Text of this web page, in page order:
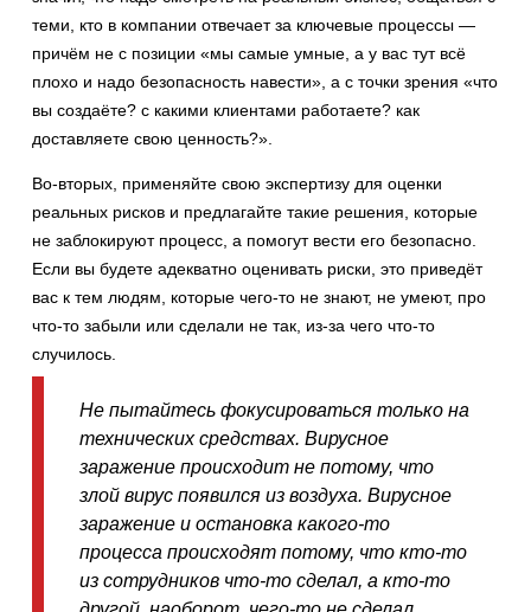
теми, кто в компании отвечает за ключевые процессы —
причём не с позиции «мы самые умные, а у вас тут всё
плохо и надо безопасность навести», а с точки зрения «что
вы создаёте? с какими клиентами работаете? как
доставляете свою ценность?».
Во-вторых, применяйте свою экспертизу для оценки
реальных рисков и предлагайте такие решения, которые
не заблокируют процесс, а помогут вести его безопасно.
Если вы будете адекватно оценивать риски, это приведёт
вас к тем людям, которые чего-то не знают, не умеют, про
что-то забыли или сделали не так, из-за чего что-то
случилось.
Не пытайтесь фокусироваться только на
технических средствах. Вирусное
заражение происходит не потому, что
злой вирус появился из воздуха. Вирусное
заражение и остановка какого-то
процесса происходят потому, что кто-то
из сотрудников что-то сделал, а кто-то